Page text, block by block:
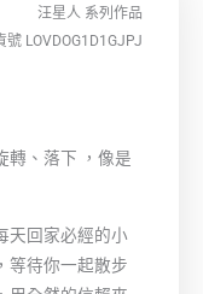
汪星人 系列作品
號 LOVDOG1D1GJPJ
轉、落下 ，像是
天回家必經的小
等待你一起散步